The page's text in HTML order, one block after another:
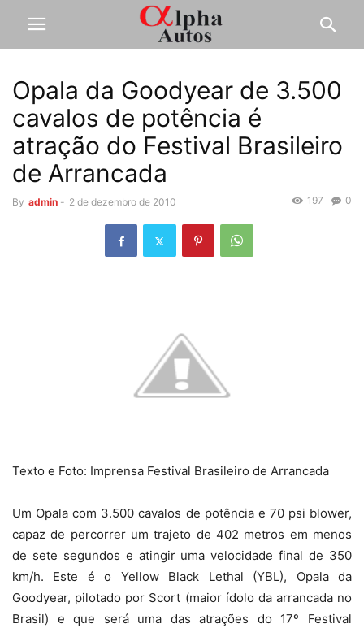
Opala da Goodyear de 3.500
cavalos de potência é
atração do Festival Brasileiro
de Arrancada
By admin - 2 de dezembro de 2010 0
197
Texto e Foto: Imprensa Festival Brasileiro de Arrancada
Um Opala com 3.500 cavalos de potência e 70 psi blower,
capaz de percorrer um trajeto de 402 metros em menos
de sete segundos e atingir uma velocidade final de 350
km/h. Este é o Yellow Black Lethal (YBL), Opala da
Goodyear, pilotado por Scort (maior ídolo da arrancada no
Brasil) e que será uma das atrações do 17º Festival